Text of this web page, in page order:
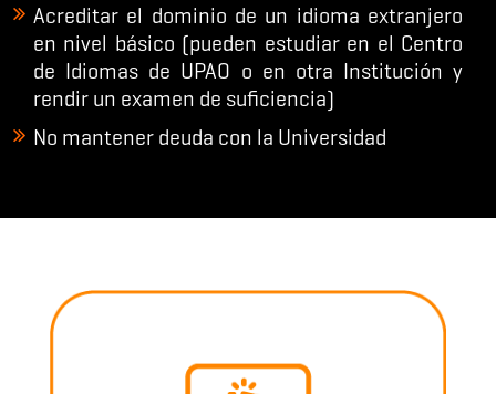
Acreditar el dominio de un idioma extranjero
en nivel básico (pueden estudiar en el Centro
de Idiomas de UPAO o en otra Institución y
rendir un examen de suficiencia)
No mantener deuda con la Universidad